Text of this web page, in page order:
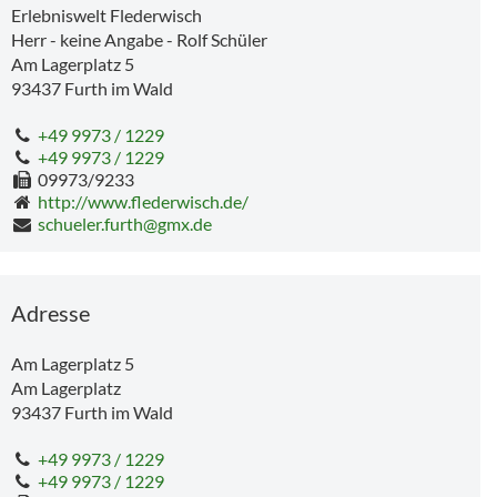
Erlebniswelt Flederwisch
Herr - keine Angabe - Rolf Schüler
Am Lagerplatz 5
93437 Furth im Wald
+49 9973 / 1229
+49 9973 / 1229
09973/9233
http://www.flederwisch.de/
schueler.furth@gmx.de
Adresse
Am Lagerplatz 5
Am Lagerplatz
93437 Furth im Wald
+49 9973 / 1229
+49 9973 / 1229